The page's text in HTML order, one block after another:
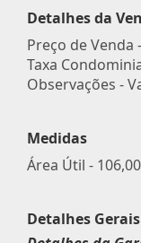
Detalhes da
Preço de Venda -
Taxa
Observações -
Medidas
Área Útil -
Detalhes Gerais